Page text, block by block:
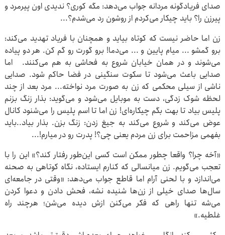
صدای فریادگونه مردانه جواب می‌دهد: مگه کوری؟ ندیدی اون پیرمرد و
پیرزن را؟ باید چیکار می‌کردم از روشون رد می‌شدم؟...
زن اما حاضر نیست که کوتاه بیاید و همچنان با فریاد تهدید می‌کند:
برو گمشو ... میام پایین و ... می‌دما! برو گورت رو گم کن. هر دو پیاده
می‌شوند و در همان خیابان شروع به فحاشی به هم می‌کنند. اما
صدایی باعث می‌شود تا سکوت سنگینی در فضا حاکم شود. صدایی
ناشی از سیلی محکمی که زن به صورت مرد نواخته... مرد بعد از چند
لحظه شوک زدگی، دست به موبایل می‌شود و می‌گوید: بذار زنگ بزنم
پلیس بیاد تا بهت بگم چیکاره‌ای! زن اما تا اسم پلیس را می‌شنود کانال
عوض می‌کند و شروع می‌کند به جیغ زدن: زنگ بزن. بذار بیاد..باید
بفهمی مزاحمت برای زن مردم یعنی چی؟! پدرت رو در میارم!...
«آخه چرا؟ واقعا چطور ممکن است کسی این‌طور رفتار کند؟» این را با
تعجب می‌گویم. زن میانسالی که کنارم ایستاده، نگاه کوتاهی به صحنه
می‌اندازد و با لحنی آرام اما قاطع جواب می‌دهد: «وقتی در جامعه‌ای
سال‌ها صدای خیلی از زن‌ها شنیده نشه، فحش دادن و دعوا کردن
می‌شه تنها راهی که فکر می‌کنن ازش دیده می‌شن؛ هرچند راه
غلطیه.»